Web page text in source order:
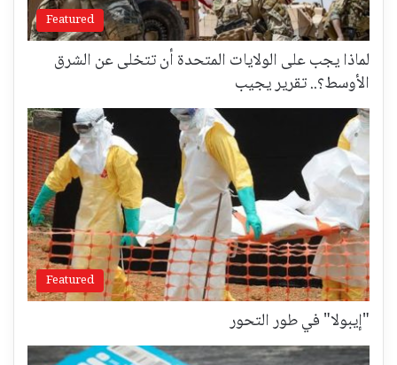
Featured
لماذا يجب على الولايات المتحدة أن تتخلى عن الشرق
الأوسط؟.. تقرير يجيب
Featured
"إيبولا" في طور التحور